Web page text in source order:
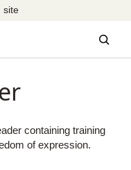
site
containing training
of expression.